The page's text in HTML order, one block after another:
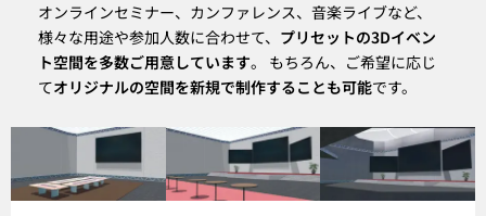
オンラインセミナー、カンファレンス、音楽ライブなど、
様々な用途や参加人数に合わせて、 プリセットの3Dイベン
ト空間を多数ご用意しています。 もちろん、ご希望に応じ
てオリジナルの空間を新規で制作することも可能です。